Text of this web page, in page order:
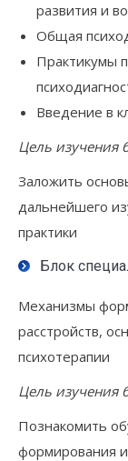
развития и
Общая
Практикумы
Введение в
Цель изучения
Заложить
дальнейшего
практики
Блок
Механизмы
расстройств,
психотерапии
Цель изучения
Познакомить
формирования